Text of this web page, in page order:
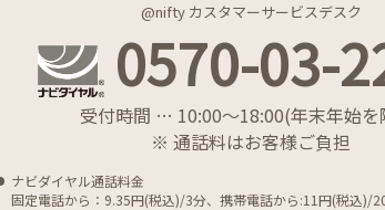
@nifty カスタマーサービスデスク
0570-03-
受付時間 … 10:00～18:00(年末年始を
※ 通話料はお客様ご負担
ナビダイヤル通話料金
固定電話から：9.35円(税込)/3分、携帯電話から:11円(税込)/